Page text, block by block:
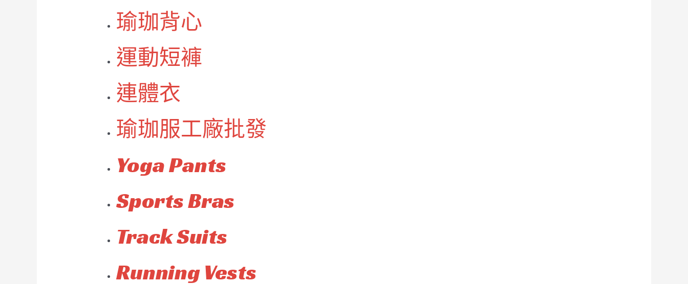
瑜珈背心
運動短褲
連體衣
瑜珈服工廠批發
Yoga Pants
Sports Bras
Track Suits
Running Vests